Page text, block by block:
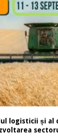
logisticii și al